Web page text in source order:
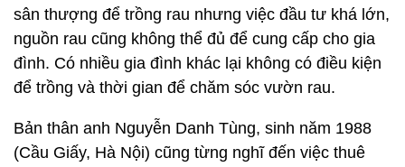
sân thượng để trồng rau nhưng việc đầu tư khá lớn,
nguồn rau cũng không thể đủ để cung cấp cho gia
đình. Có nhiều gia đình khác lại không có điều kiện
để trồng và thời gian để chăm sóc vườn rau.
Bản thân anh Nguyễn Danh Tùng, sinh năm 1988
(Cầu Giấy, Hà Nội) cũng từng nghĩ đến việc thuê